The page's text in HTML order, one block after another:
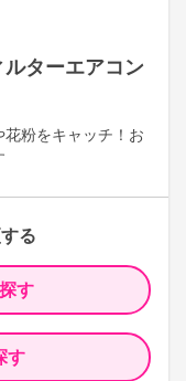
ターエアコン
粉をキャッチ！お
る
す
す